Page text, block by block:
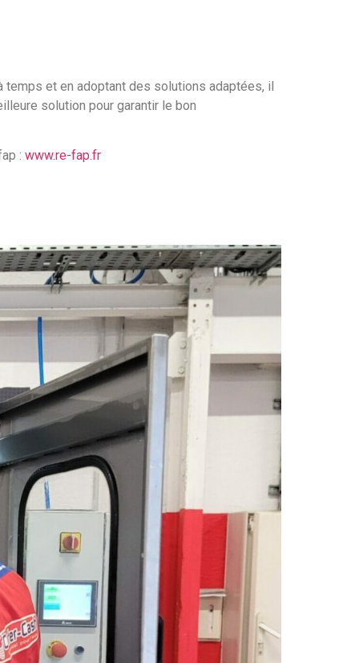
temps et en adoptant des solutions adaptées, il
solution pour garantir le bon
: www.re-fap.fr